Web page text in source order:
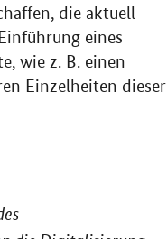
die aktuell
eines
wie z. B. einen
Einzelheiten dieser